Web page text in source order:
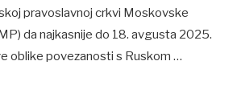
pravoslavnoj crkvi Moskovske
da najkasnije do 18. avgusta 2025.
oblike povezanosti s Ruskom …